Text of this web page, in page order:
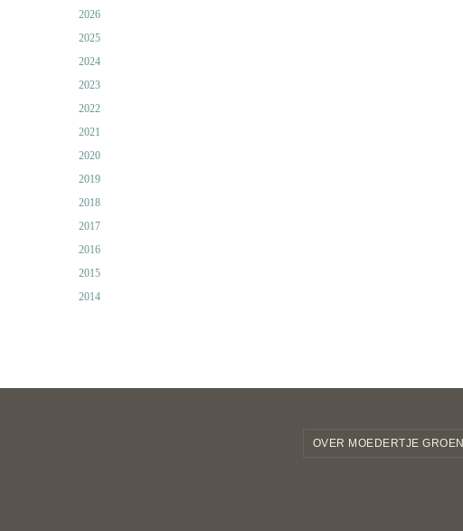
2026
2025
2024
2023
2022
2021
2020
2019
2018
2017
2016
2015
2014
OVER MOEDERTJE GROEN